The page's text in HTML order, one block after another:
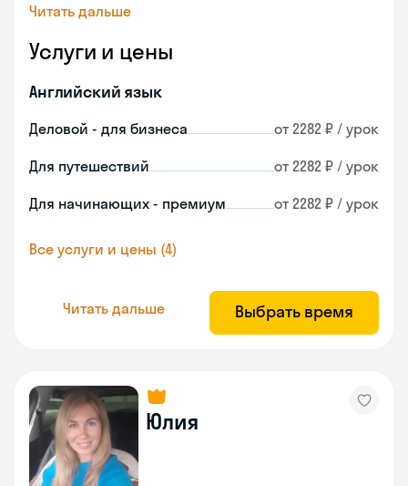
Читать дальше
Услуги и цены
Английский язык
Деловой - для бизнеса от 2282 ₽ / урок
Для путешествий от 2282 ₽ / урок
Для начинающих - премиум от 2282 ₽ / урок
Все услуги и цены (4)
Читать дальше Выбрать время
Юлия